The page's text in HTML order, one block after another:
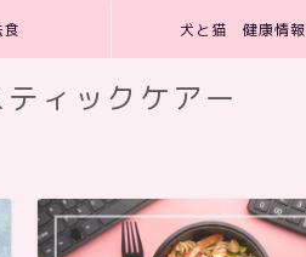
食 犬と猫 健康情報
ィックケアー